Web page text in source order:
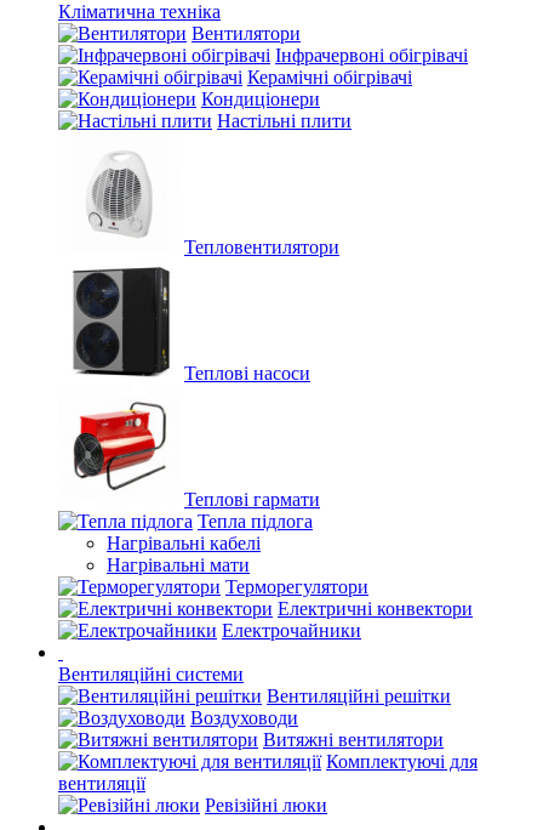
Кліматична техніка
Вентилятори
Інфрачервоні обігрівачі
Керамічні обігрівачі
Кондиціонери
Настільні плити
Тепловентилятори
Теплові насоси
Теплові гармати
Тепла підлога
Нагрівальні кабелі
Нагрівальні мати
Терморегулятори
Електричні конвектори
Електрочайники
Вентиляційні системи
Вентиляційні решітки
Воздуховоди
Витяжні вентилятори
Комплектуючі для
вентиляції
Ревізійні люки